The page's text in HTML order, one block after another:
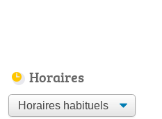
Horaires